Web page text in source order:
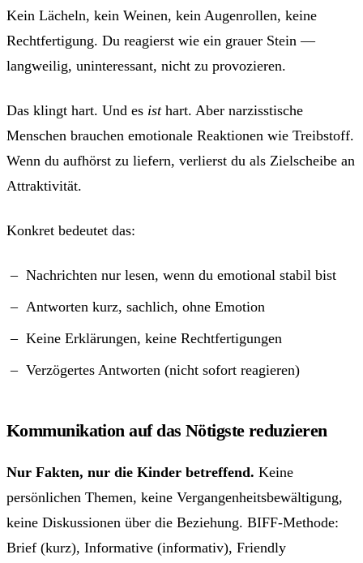
Kein Lächeln, kein Weinen, kein Augenrollen, keine
Rechtfertigung. Du reagierst wie ein grauer Stein —
langweilig, uninteressant, nicht zu provozieren.
Das klingt hart. Und es isthart. Aber narzisstische
Menschen brauchen emotionale Reaktionen wie Treibstoff.
Wenn du aufhörst zu liefern, verlierst du als Zielscheibe an
Attraktivität.
Konkret bedeutet das:
Nachrichten nur lesen, wenn du emotional stabil bist
Antworten kurz, sachlich, ohne Emotion
Keine Erklärungen, keine Rechtfertigungen
Verzögertes Antworten (nicht sofort reagieren)
Kommunikation auf das Nötigste reduzieren
Nur Fakten, nur die Kinder betreffend. Keine
persönlichen Themen, keine Vergangenheitsbewältigung,
keine Diskussionen über die Beziehung. BIFF-Methode:
Brief (kurz), Informative (informativ), Friendly